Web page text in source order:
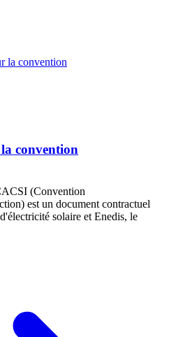
convention
(Convention
est un document contractuel
solaire et Enedis, le